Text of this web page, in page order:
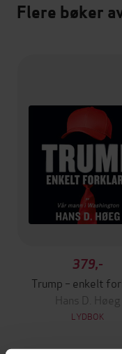
Flere bøker
379,-
Trump – enkelt
Hans D. Høeg
LYDBOK